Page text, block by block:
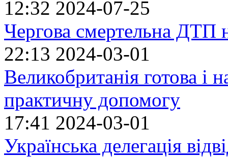
12:32 2024-07-25
Чергова смертельна ДТП
22:13 2024-03-01
Великобританія готова і
практичну допомогу
17:41 2024-03-01
Українська делегація